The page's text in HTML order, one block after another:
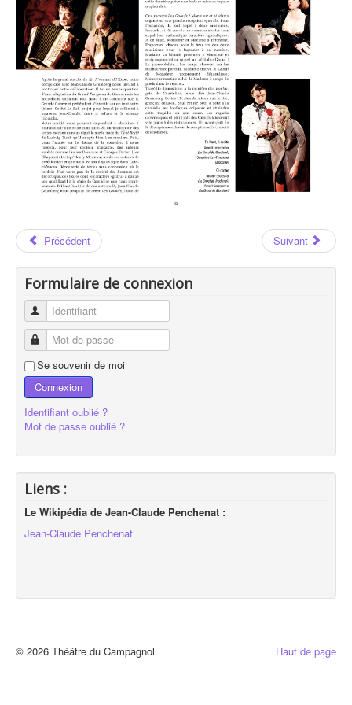
Les Auteurs
Jean-Claude GRUMBERG
Jean-Claude GRUMBERG : Page 92
Précédent Suivant
Formulaire de connexion
Identifiant
Mot de passe
Se souvenir de moi
Connexion
Identifiant oublié ?
Mot de passe oublié ?
Liens :
Le Wikipédia de Jean-Claude Penchenat :
Jean-Claude Penchenat
Haut de page
© 2026 Théâtre du Campagnol